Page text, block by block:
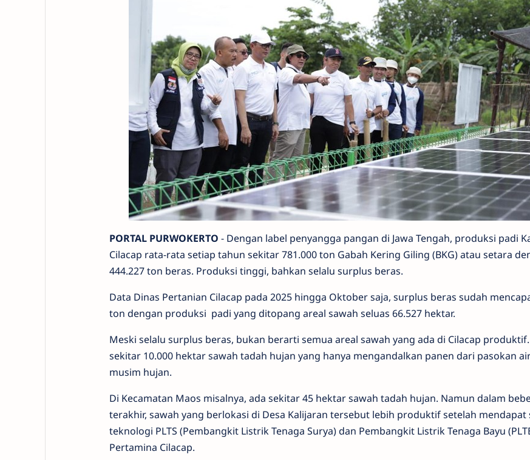
PORTAL PURWOKERTO - Dengan label penyangga pangan di Jawa Tengah, produksi padi
Cilacap rata-rata setiap tahun sekitar 781.000 ton Gabah Kering Giling (BKG) atau setara
444.227 ton beras. Produksi tinggi, bahkan selalu surplus beras.
Data Dinas Pertanian Cilacap pada 2025 hingga Oktober saja, surplus beras sudah
ton dengan produksi padi yang ditopang areal sawah seluas 66.527 hektar.
Meski selalu surplus beras, bukan berarti semua areal sawah yang ada di Cilacap
sekitar 10.000 hektar sawah tadah hujan yang hanya mengandalkan panen dari pasokan
musim hujan.
Di Kecamatan Maos misalnya, ada sekitar 45 hektar sawah tadah hujan. Namun dalam
terakhir, sawah yang berlokasi di Desa Kalijaran tersebut lebih produktif setelah mendapat
teknologi PLTS (Pembangkit Listrik Tenaga Surya) dan Pembangkit Listrik Tenaga Bayu
Pertamina Cilacap.